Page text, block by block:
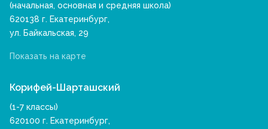
(начальная, основная и средняя школа)
620138 г. Екатеринбург,
ул. Байкальская, 29
Показать на карте
Корифей-Шарташский
(1-7 классы)
620100 г. Екатеринбург,